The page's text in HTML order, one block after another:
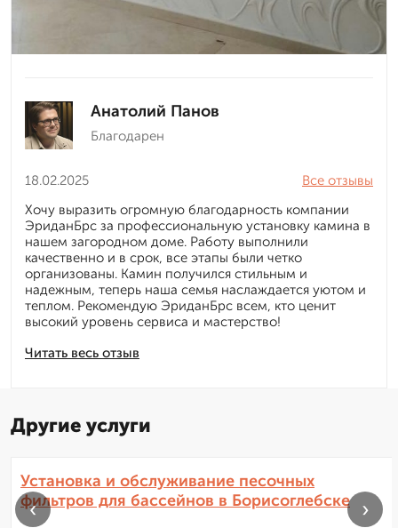
Анатолий Панов
Благодарен
18.02.2025
Читать весь отзыв
Все отзывы
Хочу выразить огромную благодарность компании
ЭриданБрс за профессиональную установку камина в
нашем загородном доме. Работу выполнили
качественно и в срок, все этапы были четко
организованы. Камин получился стильным и
надежным, теперь наша семья наслаждается уютом и
теплом. Рекомендую ЭриданБрс всем, кто ценит
высокий уровень сервиса и мастерство!
Другие услуги
Установка и обслуживание песочных
фильтров для бассейнов в Борисоглебске
‹ ›